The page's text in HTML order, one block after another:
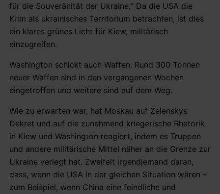
für die Souveränität der Ukraine.“ Da die USA die
Krim als ukrainisches Territorium betrachten, ist dies
ein klares grünes Licht für Kiew, militärisch
einzugreifen.
Washington schickt auch Waffen. Rund 300 Tonnen
neuer Waffen sind in den vergangenen Wochen
eingetroffen und weitere sind auf dem Weg.
Wie zu erwarten war, hat Moskau auf Zelenskys
Dekret und auf die zunehmend kriegerische Rhetorik
in Kiew und Washington reagiert, indem es Truppen
und andere militärische Mittel näher an die Grenze zur
Ukraine verlegt hat. Zweifelt irgendjemand daran,
dass, wenn die USA in der gleichen Situation wären –
zum Beispiel, wenn China eine feindliche und